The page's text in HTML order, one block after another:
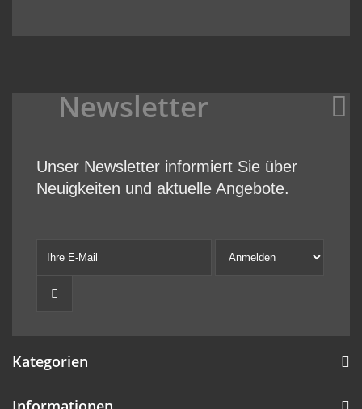
Newsletter
Unser Newsletter informiert Sie über
Neuigkeiten und aktuelle Angebote.
Kategorien